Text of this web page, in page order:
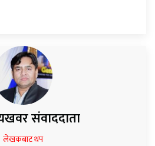
संवाददाता
लेखकबाट थप